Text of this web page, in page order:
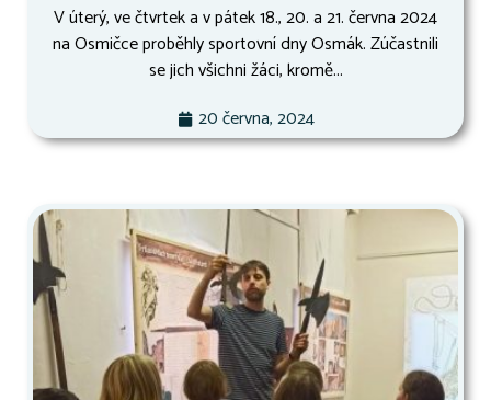
V úterý, ve čtvrtek a v pátek 18., 20. a 21. června 2024
na Osmičce proběhly sportovní dny Osmák. Zúčastnili
se jich všichni žáci, kromě...
20 června, 2024